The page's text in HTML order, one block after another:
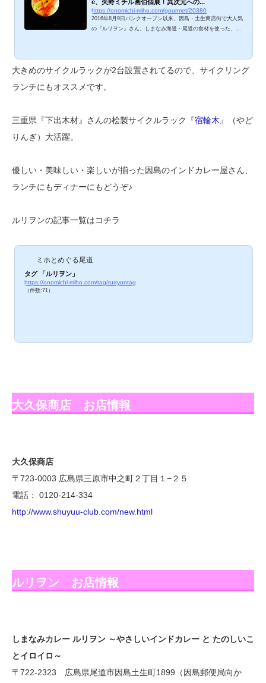
e、矢野ミチル画伯個展！異次元への...
https://onomichi-miho.com/gourmet/20380
2016年8月9日パンクオープン以来、因島・土生商店街で大人気
の『ルリヲン』さん。しまなみ海道・尾道の食材を使った、優
矢野ミチル画伯の個展を開催！ルリヲン＆ミチルコラボ、味し
いインド料理とともにご紹介しますね。 矢野ミチル画伯 個
世界。サイキック似顔絵ハロウィンバージョン！しまなみ海道
大きめのサイクルラックが2台設置されてるので、サイクリング
ランチにもオススメです。
三重県『下出木材』さんの桧製サイクルラック『宿輪木 』（やど
りんぎ）大活躍。
優しい・美味しい・楽しいが揃った因島のインドカレー屋さん、
ランチにもディナーにもどうぞ♪
ルリヲンの記事一覧はコチラ
ミホとめぐる尾道
タグ 「ルリヲン」
https://onomichi-miho.com/tag/rurryontag
（件数:71）
大久保商店 お店情報
大久保商店
〒723-0003 広島県三原市中之町２丁目１−２５
電話： 0120-214-334
http://www.shuyuu-club.com/new.html
ルリヲン お店情報
しまなみカレー ルリヲン ～やさしいインドカレー と たのしいこ
とイロイロ～
〒722-2323 広島県尾道市因島土生町1899（因島郵便局向か